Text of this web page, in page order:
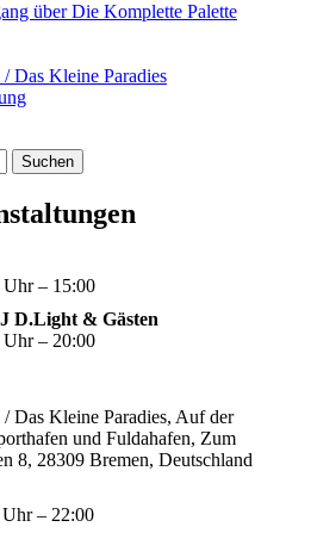
über Die Komplette Palette
Das Kleine Paradies
Uhr – 15:00
D.Light & Gästen
Uhr – 20:00
Das Kleine Paradies, Auf der
und Fuldahafen, Zum
8, 28309 Bremen, Deutschland
– 22:00